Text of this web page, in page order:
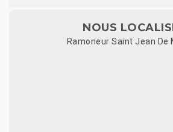
NOUS
Ramoneur Saint Jean De